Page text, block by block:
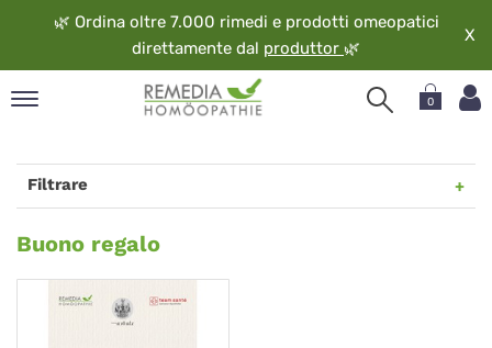
🌿 Ordina oltre 7.000 rimedi e prodotti omeopatici
direttamente dal produttor 🌿
X
0
Filtrare
Buono
regalo
Buono regalo